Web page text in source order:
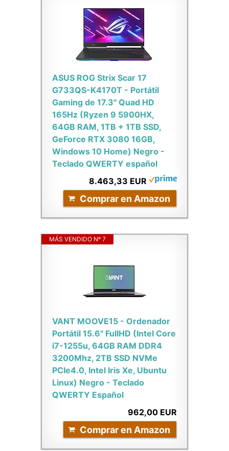
ASUS ROG Strix Scar 17
G733QS-K4170T - Portátil
Gaming de 17.3" Quad HD
165Hz (Ryzen 9 5900HX,
64GB RAM, 1TB + 1TB SSD,
GeForce RTX 3080 16GB,
Windows 10 Home) Negro -
Teclado QWERTY español
8.463,33 EUR
Comprar en Amazon
MÁS VENDIDO Nº 7
VANT MOOVE15 - Ordenador
Portátil 15.6" FullHD (Intel Core
i7-1255u, 64GB RAM DDR4
3200Mhz, 2TB SSD NVMe
PCIe4.0, Intel Iris Xe, Ubuntu
Linux) Negro - Teclado
QWERTY Español
962,00 EUR
Comprar en Amazon